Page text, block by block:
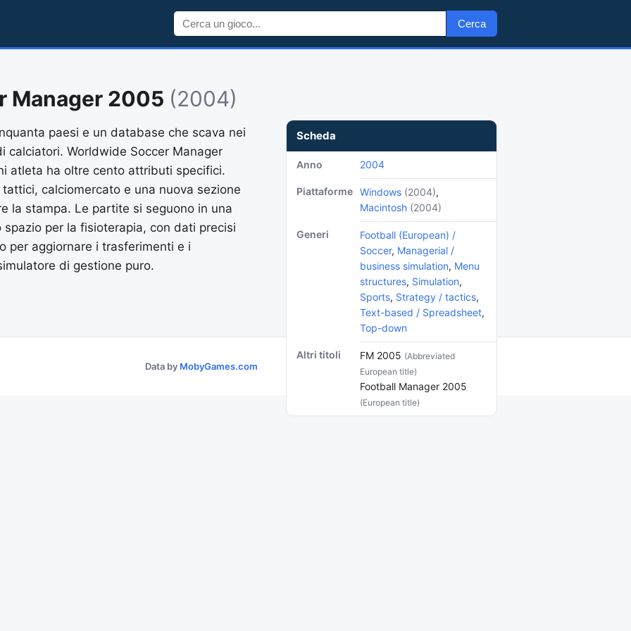
Cerca
Manager 2005 (2004)
Scheda
Anno 2004
Piattaforme Windows (2004),
Macintosh (2004)
Generi
Football (European) /
Soccer, Managerial /
business simulation, Menu
structures, Simulation,
Sports, Strategy / tactics,
Text-based / Spreadsheet,
Top-down
Altri titoli FM 2005 (Abbreviated
European title)
Football Manager 2005
(European title)
paesi e un database che scava nei
calciatori. Worldwide Soccer Manager
atleta ha oltre cento attributi specifici.
calciomercato e una nuova sezione
la stampa. Le partite si seguono in una
per la fisioterapia, con dati precisi
per aggiornare i trasferimenti e i
di gestione puro.
Data by MobyGames.com